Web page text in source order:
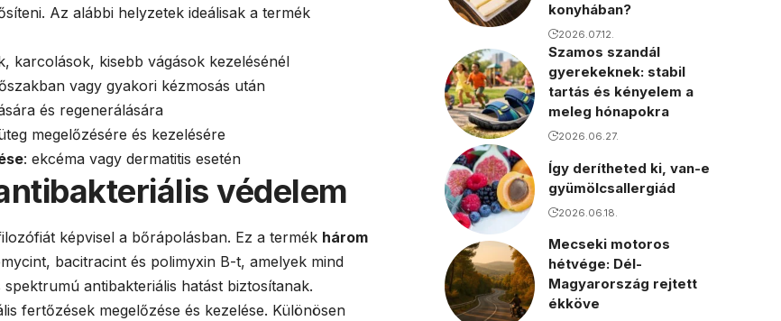
Az alábbi helyzetek ideálisak a termék
karcolások, kisebb vágások kezelésénél
vagy gyakori kézmosás után
és regenerálására
megelőzésére és kezelésére
: ekcéma vagy dermatitis esetén
védelem
képvisel a bőrápolásban. Ez a termék három
bacitracint és polimyxin B-t, amelyek mind
antibakteriális hatást biztosítanak.
fertőzések megelőzése és kezelése. Különösen
konyhában?
2026.07.12.
Szamos szandál
gyerekeknek: stabil
tartás és kényelem a
meleg hónapokra
2026.06.27.
Így derítheted ki, van-e
gyümölcsallergiád
2026.06.18.
Mecseki motoros
hétvége: Dél-
Magyarország rejtett
ékköve